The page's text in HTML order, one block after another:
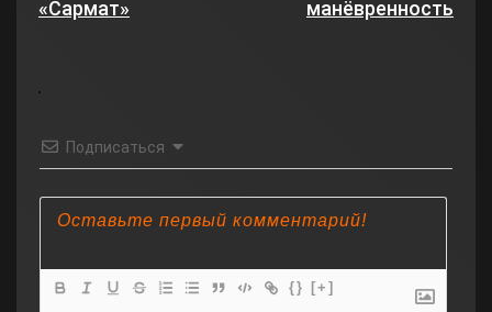
«Сармат»
манёвренность
Подписаться
{} [+]